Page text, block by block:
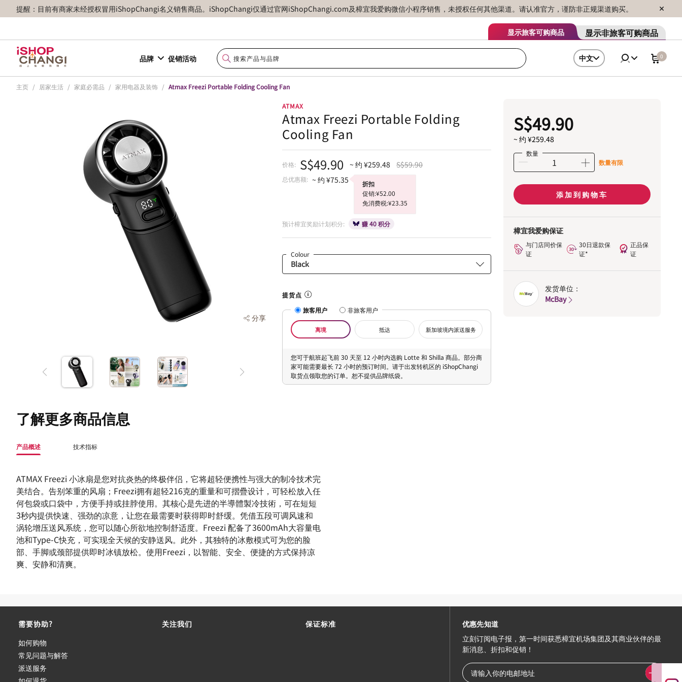
提醒：目前有商家未经授权冒用iShopChangi名义销售商品。iShopChangi仅通过官网iShopChangi.com及樟宜我爱购微信小程序销售，未授权任何其他渠道。请认准官方，谨防非正规渠道购买。
显示旅客可购商品 显示非旅客可购商品
品牌 促销活动 中文 0
主页 / 居家生活 / 家庭必需品 / 家用电器及装饰 / Atmax Freezi Portable Folding Cooling Fan
分享
ATMAX
Atmax Freezi Portable Folding
Cooling Fan
价格: S$49.90 ~ 约 ¥259.48 S$59.90
总优惠额: ~ 约 ¥75.35
折扣
促销:¥52.00
免消费税:¥23.35
预计樟宜奖励计划积分: 赚 40 积分
Colour
提货点
旅客用户
非旅客用户
离境 抵达 新加坡境内派送服务
您可于航班起飞前 30 天至 12 小时内选购 Lotte 和 Shilla 商品。部分商
家可能需要最长 72 小时的预订时间。请于出发转机区的 iShopChangi
取货点领取您的订单。恕不提供品牌纸袋。
S$49.90
~ 约 ¥259.48
数量
数量有限
添加到购物车
樟宜我爱购保证
与门店同价保
证
30日退款保
证*
正品保
证
发货单位：
McBay
了解更多商品信息
产品概述 技术指标
ATMAX Freezi 小冰扇是您对抗炎热的终极伴侣，它将超轻便携性与强大的制冷技术完
美结合。告别笨重的风扇；Freezi拥有超轻216克的重量和可摺疊设计，可轻松放入任
何包袋或口袋中，方便手持或挂脖使用。其核心是先进的半導體製冷技術，可在短短
3秒内提供快速、强劲的凉意，让您在最需要时获得即时舒缓。凭借五段可调风速和
涡轮增压送风系统，您可以随心所欲地控制舒适度。Freezi 配备了3600mAh大容量电
池和Type-C快充，可实现全天候的安静送风。此外，其独特的冰敷模式可为您的脸
部、手脚或颈部提供即时冰镇放松。使用Freezi，以智能、安全、便捷的方式保持凉
爽、安静和清爽。
需要协助?
如何购物
常见问题与解答
派送服务
关注我们 保证标准
优惠先知道
立刻订阅电子报，第一时间获悉樟宜机场集团及其商业伙伴的最
新消息、折扣和促销！